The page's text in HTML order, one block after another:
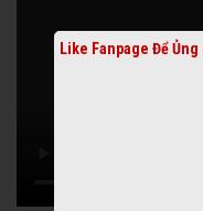
Like Fanpage Để